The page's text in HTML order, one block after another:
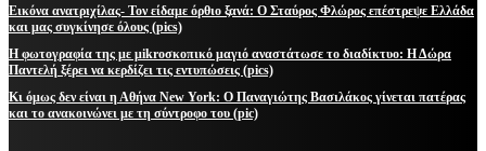
Εικόνα ανατριχίλας- Τον είδαμε όρθιο ξανά: Ο Σταύρος Φλώρος επέστρεψε Ελλάδα
και μας συγκίνησε όλους (pics)
Η φωτογραφία της με μikroσκοπικό μαγιό αναστάτωσε το διαδίκτυο: Η Δώρα
Παντελή ξέρει να κερδίζει τις εντυπώσεις (pics)
Κι όμως δεν είναι η Αθήνα New York: Ο Παναγιώτης Βασιλάκος γίνεται πατέρας
και το ανακοινώνει με τη σύντροφο του (pic)